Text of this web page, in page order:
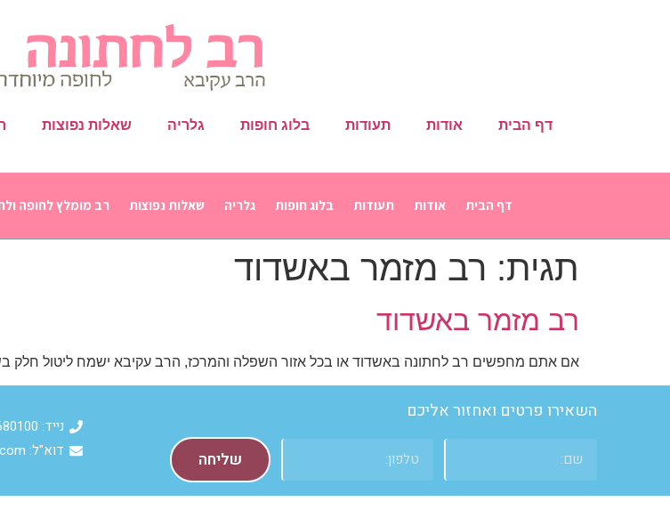
דף הבית אודות תעודות בלוג חופות גלריה שאלות נפוצות
דף הבית אודות תעודות בלוג חופות גלריה שאלות נפוצות רב מומלץ לחופה
תגית: רב מזמר באשדוד
רב מזמר באשדוד
אם אתם מחפשים רב לחתונה באשדוד או בכל אזור השפלה והמרכז, הרב עקיבא ישמח ליטול חלק
השאירו פרטים ואחזור אליכם
שליחה
נייד: 050-4680100
דוא"ל: oferak1@gmail.com